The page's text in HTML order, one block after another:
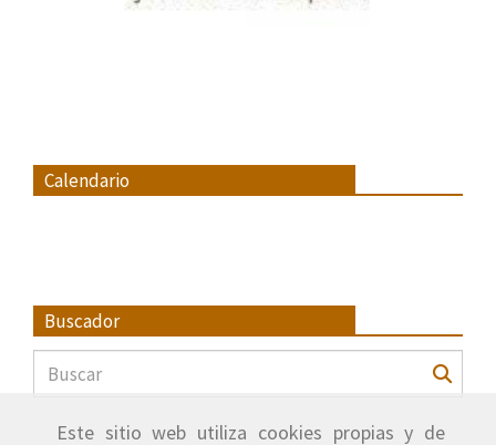
Este sitio web utiliza cookies propias y de
Calendario
Buscador